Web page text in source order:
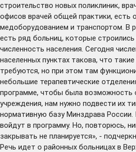
строительство новых поликлиник,
офисов врачей общей практики, есть
медоборудованием и транспортом. В
есть ряд больниц, которые
численность населения. Сегодня
населенных пунктах такова, что
требуются, но при этом там
небольшие терапевтические
программе, чтобы была возможность
учреждения, нам нужно подвести их
нормативную базу Минздрава России.
войдут в программу. Но, повторюсь,
закрывать не планируется», -
Речь идет о районных больницах в